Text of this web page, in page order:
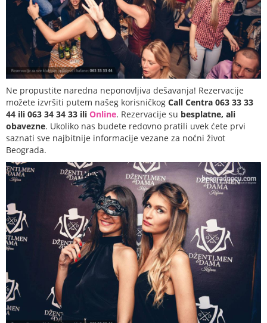
Ne propustite naredna neponovljiva dešavanja! Rezervacije
možete izvršiti putem našeg korisničkog Call Centra 063 33 33
44 ili 063 34 34 33 ili Online. Rezervacije su besplatne, ali
obavezne. Ukoliko nas budete redovno pratili uvek ćete prvi
saznati sve najbitnije informacije vezane za noćni život
Beograda.